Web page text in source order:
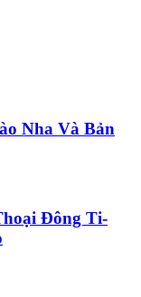
Nha Và Bản
Đông Ti-